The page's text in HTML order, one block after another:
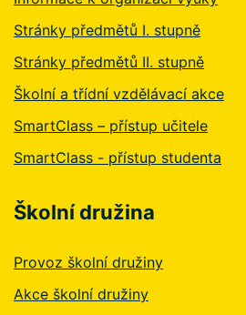
Stránky předmětů I. stupně
Stránky předmětů II. stupně
Školní a třídní vzdělávací akce
SmartClass – přístup učitele
SmartClass - přístup studenta
Školní družina
Provoz školní družiny
Akce školní družiny